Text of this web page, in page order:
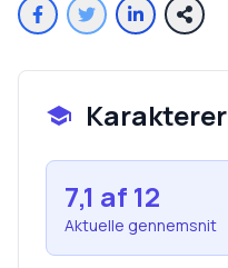
Karakterer
7,1 af 12
Aktuelle gennemsnit